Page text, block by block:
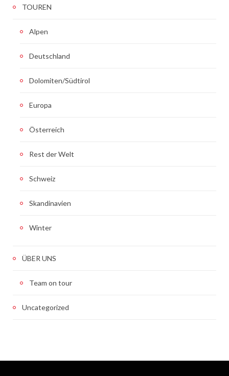
TOUREN
Alpen
Deutschland
Dolomiten/Südtirol
Europa
Österreich
Rest der Welt
Schweiz
Skandinavien
Winter
ÜBER UNS
Team on tour
Uncategorized